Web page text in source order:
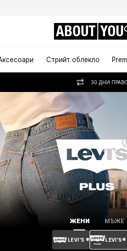
ABOUT YOU
Стрийт облекло
30 ДНИ
ЖЕНИ МЪЖЕ
LEVI'S ® LEVI'S®